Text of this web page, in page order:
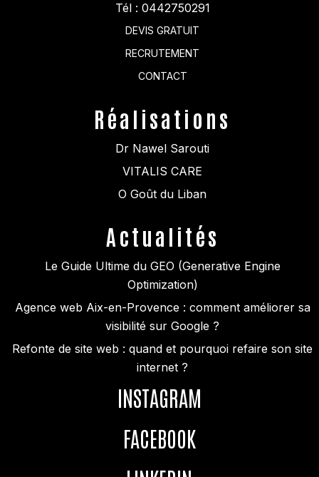
Tél : 0442750291
DEVIS GRATUIT
RECRUTEMENT
CONTACT
Réalisations
Dr Nawel Sarouti
VITALIS CARE
O Goût du Liban
Actualités
Le Guide Ultime du GEO (Generative Engine
Optimization)
Agence web Aix-en-Provence : comment améliorer sa
visibilité sur Google ?
Refonte de site web : quand et pourquoi refaire son site
internet ?
INSTAGRAM
FACEBOOK